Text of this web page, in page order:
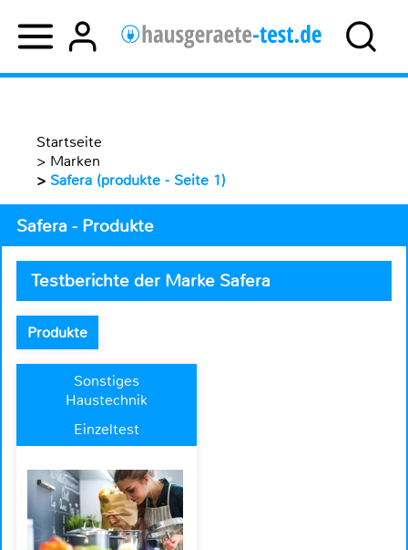
Startseite
> Marken
> Safera (produkte - Seite 1)
Safera - Produkte
Testberichte der Marke Safera
Produkte
Sonstiges
Haustechnik
Einzeltest